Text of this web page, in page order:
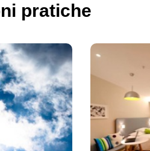
pratiche